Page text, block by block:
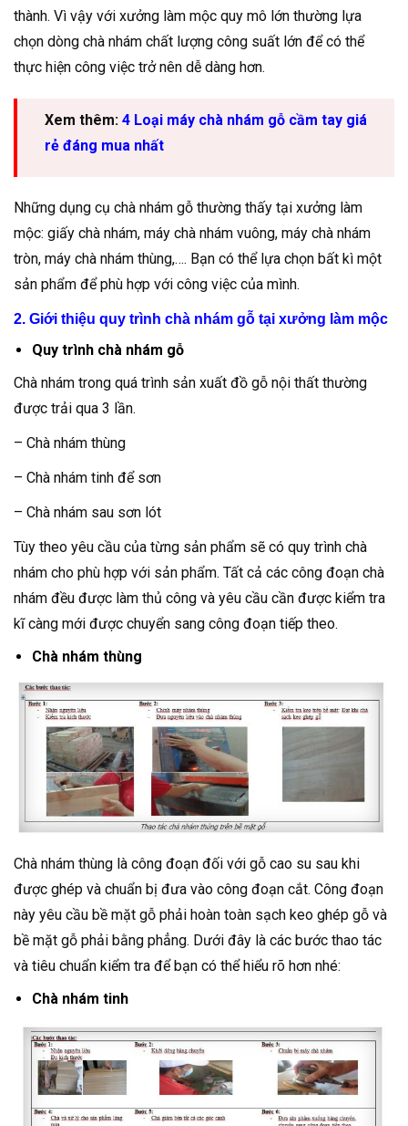
thành. Vì vậy với xưởng làm mộc quy mô lớn thường lựa
chọn dòng chà nhám chất lượng công suất lớn để có thể
thực hiện công việc trở nên dễ dàng hơn.
Xem thêm: 4 Loại máy chà nhám gỗ cầm tay giá
rẻ đáng mua nhất
Những dụng cụ chà nhám gỗ thường thấy tại xưởng làm
mộc: giấy chà nhám, máy chà nhám vuông, máy chà nhám
tròn, máy chà nhám thùng,…. Bạn có thể lựa chọn bất kì một
sản phẩm để phù hợp với công việc của mình.
2. Giới thiệu quy trình chà nhám gỗ tại xưởng làm mộc
Quy trình chà nhám gỗ
Chà nhám trong quá trình sản xuất đồ gỗ nội thất thường
được trải qua 3 lần.
– Chà nhám thùng
– Chà nhám tinh để sơn
– Chà nhám sau sơn lót
Tùy theo yêu cầu của từng sản phẩm sẽ có quy trình chà
nhám cho phù hợp với sản phẩm. Tất cả các công đoạn chà
nhám đều được làm thủ công và yêu cầu cần được kiểm tra
kĩ càng mới được chuyển sang công đoạn tiếp theo.
Chà nhám thùng
Chà nhám thùng là công đoạn đối với gỗ cao su sau khi
được ghép và chuẩn bị đưa vào công đoạn cắt. Công đoạn
này yêu cầu bề mặt gỗ phải hoàn toàn sạch keo ghép gỗ và
bề mặt gỗ phải bằng phẳng. Dưới đây là các bước thao tác
và tiêu chuẩn kiểm tra để bạn có thể hiểu rõ hơn nhé:
Chà nhám tinh